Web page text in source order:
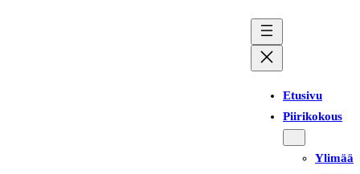
Etusivu
Piirikokous
Ylimää